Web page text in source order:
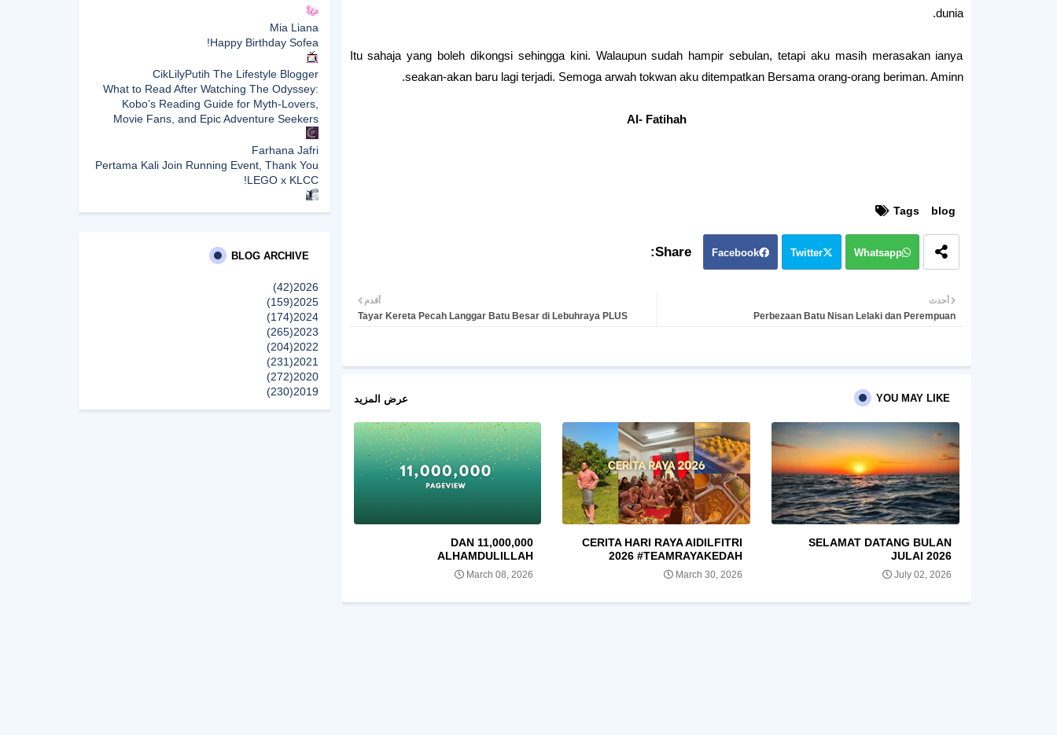
dunia.
Itu sahaja yang boleh dikongsi sehingga kini. Walaupun sudah hampir sebulan, tetapi aku masih merasakan ianya
seakan-akan baru lagi terjadi. Semoga arwah tokwan aku ditempatkan Bersama orang-orang beriman. Aminn.
Al- Fatihah
Tags blog
Facebook Twitter Whatsapp
أحدث
Perbezaan Batu Nisan Lelaki dan Perempuan
أقدم
Tayar Kereta Pecah Langgar Batu Besar di Lebuhraya PLUS
YOU MAY LIKE عرض المزيد
SELAMAT DATANG BULAN
JULAI 2026
July 02, 2026
CERITA HARI RAYA AIDILFITRI
2026 #TEAMRAYAKEDAH
March 30, 2026
11,000,000 DAN
ALHAMDULILLAH
March 08, 2026
Mia Liana
Happy Birthday Sofea!
CikLilyPutih The Lifestyle Blogger
What to Read After Watching The Odyssey:
Kobo’s Reading Guide for Myth-Lovers,
Movie Fans, and Epic Adventure Seekers
Farhana Jafri
Pertama Kali Join Running Event, Thank You
LEGO x KLCC!
dboystudio
Movie Fans, and Epic Adventure Seekers
SURIA AMANDA
Hadiah Comel Ini Bakal Ceriakan Anak-Anak
Yatim Payasum Ahad Ini
إظهار الكل
BLOG ARCHIVE
2026
(42)
2025
(159)
2024
(174)
2023
(265)
2022
(204)
2021
(231)
2020
(272)
2019
(230)